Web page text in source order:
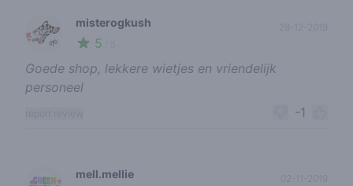
🌱
misterogkush
5
Goede shop, lekkere wietjes en vriendelijk
personeel
-1
mell.mellie